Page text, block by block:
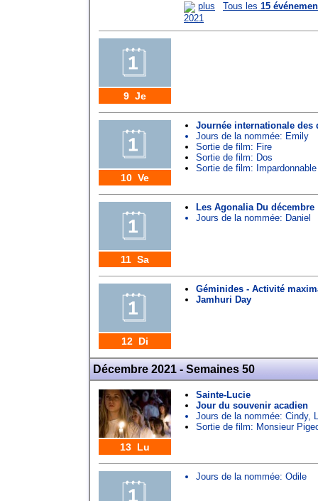
plus
Tous les 15
2021
9 Je
10 Ve
Journée internationale des
Jours de la nommée: Emily
Sortie de film: Fire
Sortie de film: Dos
Sortie de film: Impardonnable
11 Sa
Les Agonalia Du décembre
Jours de la nommée: Daniel
12 Di
Géminides - Activité
Jamhuri Day
Décembre 2021 - Semaines 50
13 Lu
Sainte-Lucie
Jour du souvenir acadien
Jours de la nommée: Cindy,
Sortie de film: Monsieur
Jours de la nommée: Odile